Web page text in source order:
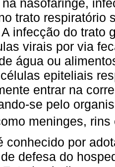
trato respiratório
infecção do trato
virais por via
água ou
epiteliais
entrar na
se pelo
meninges, rins
conhecido por
defesa do